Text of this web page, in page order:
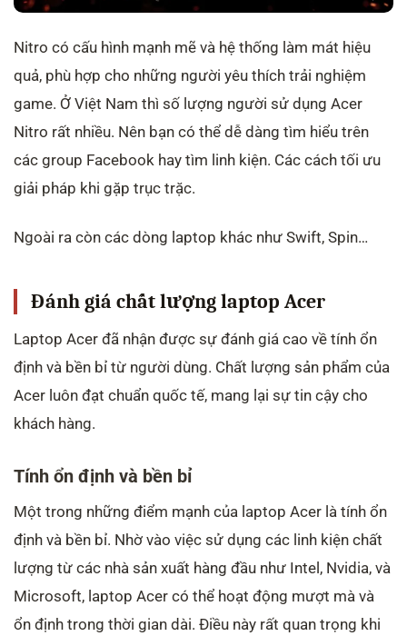
Nitro có cấu hình mạnh mẽ và hệ thống làm mát hiệu
quả, phù hợp cho những người yêu thích trải nghiệm
game. Ở Việt Nam thì số lượng người sử dụng Acer
Nitro rất nhiều. Nên bạn có thể dễ dàng tìm hiểu trên
các group Facebook hay tìm linh kiện. Các cách tối ưu
giải pháp khi gặp trục trặc.
Ngoài ra còn các dòng laptop khác như Swift, Spin…
Đánh giá chất lượng laptop Acer
Laptop Acer đã nhận được sự đánh giá cao về tính ổn
định và bền bỉ từ người dùng. Chất lượng sản phẩm của
Acer luôn đạt chuẩn quốc tế, mang lại sự tin cậy cho
khách hàng.
Tính ổn định và bền bỉ
Một trong những điểm mạnh của laptop Acer là tính ổn
định và bền bỉ. Nhờ vào việc sử dụng các linh kiện chất
lượng từ các nhà sản xuất hàng đầu như Intel, Nvidia, và
Microsoft, laptop Acer có thể hoạt động mượt mà và
ổn định trong thời gian dài. Điều này rất quan trọng khi